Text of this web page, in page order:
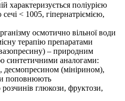
характеризується поліурією
< 1005, гіпернатріємією,
осмотично вільної води
терапію препаратами
– природним
синтетичними аналогами:
десмопресином (мінірином),
поповнюють
глюкози, фруктози,